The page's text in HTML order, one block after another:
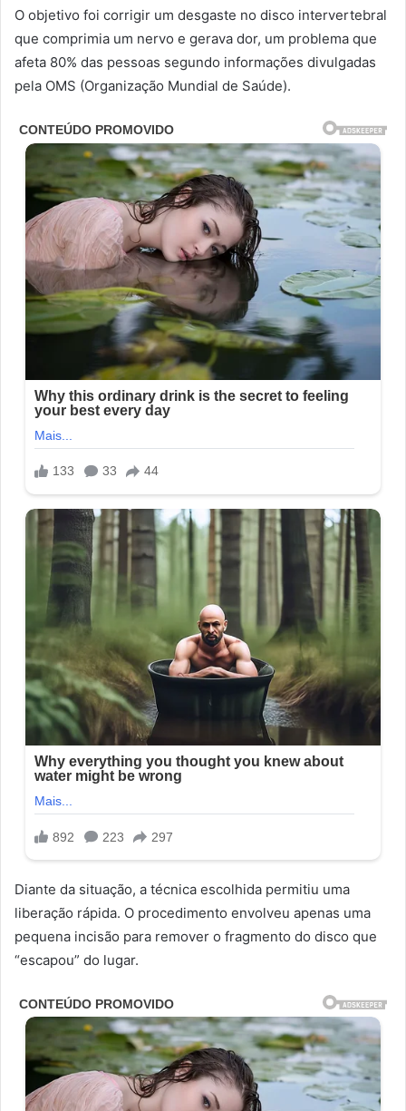
O objetivo foi corrigir um desgaste no disco intervertebral
que comprimia um nervo e gerava dor, um problema que
afeta 80% das pessoas segundo informações divulgadas
pela OMS (Organização Mundial de Saúde).
Diante da situação, a técnica escolhida permitiu uma
liberação rápida. O procedimento envolveu apenas uma
pequena incisão para remover o fragmento do disco que
“escapou” do lugar.